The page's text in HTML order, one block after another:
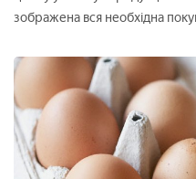
зображена вся необхідна